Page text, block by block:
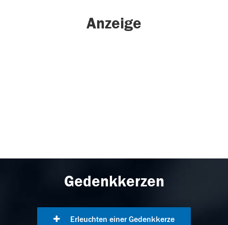
Anzeige
Gedenkkerzen
Erleuchten einer Gedenkkerze